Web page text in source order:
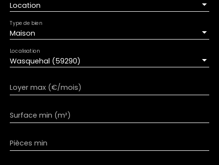
Location
Maison
Type de bien
Wasquehal (59290)
Localisation
Loyer max (€/mois)
Surface min (m²)
Pièces min